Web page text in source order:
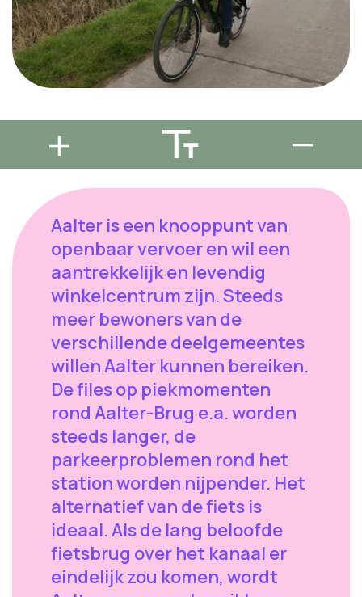
Aalter is een knooppunt van
openbaar vervoer en wil een
aantrekkelijk en levendig
winkelcentrum zijn. Steeds
meer bewoners van de
verschillende deelgemeentes
willen Aalter kunnen bereiken.
De files op piekmomenten
rond Aalter-Brug e.a. worden
steeds langer, de
parkeerproblemen rond het
station worden nijpender. Het
alternatief van de fiets is
ideaal. Als de lang beloofde
fietsbrug over het kanaal er
eindelijk zou komen, wordt